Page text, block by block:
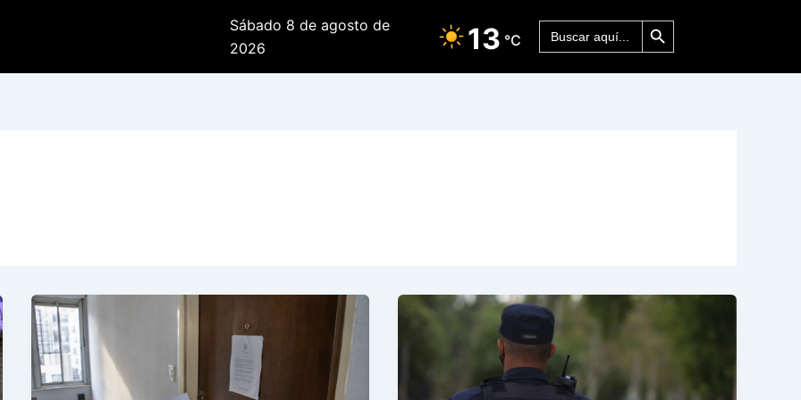
Sábado 8 de agosto de
2026
13 °C
Buscar: Botón de búsqueda